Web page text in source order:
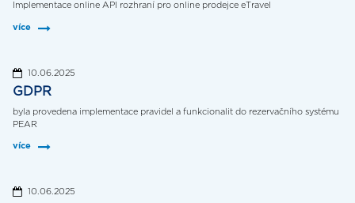
Implementace online API rozhraní pro online prodejce eTravel
více
10.06.2025
GDPR
byla provedena implementace pravidel a funkcionalit do rezervačního systému
PEAR
více
10.06.2025